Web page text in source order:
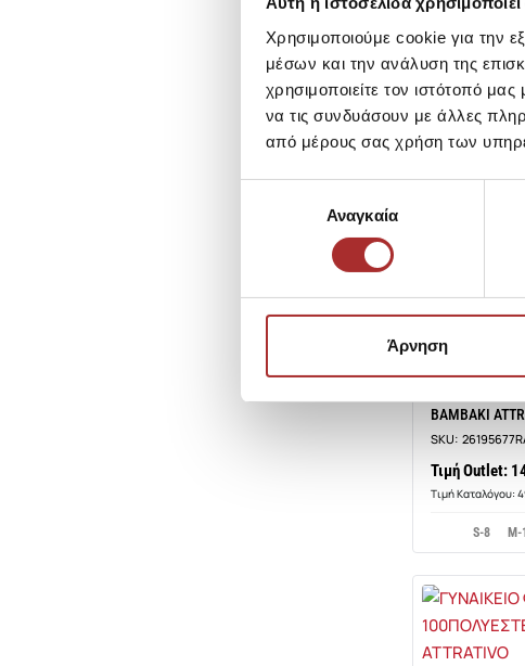
Χρησιμοποιούμε cookie για την
μέσων και την ανάλυση της
χρησιμοποιείτε τον ιστότοπό
να τις συνδυάσουν με άλλες
από μέρους σας χρήση των
συγκατάθεσηςΑναγκαία
ΆρνησηATTRATTIVO
ΒΑΜΒΑΚΙ
SKU:
Τιμή Outlet:
Τιμή Καταλόγου:
S-8 M-